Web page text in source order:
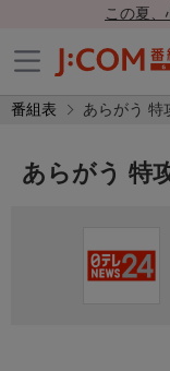
この夏
番組表 あらがう 特
あらがう 特